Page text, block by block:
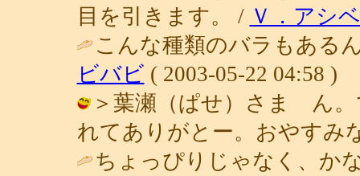
目を引きます。 / Ｖ．アシベ
こんな種類のバラもある
ビバビ ( 2003-05-22 04:58 )
＞葉瀬（ぱせ）さま ん。
れてありがとー。おやすみ
ちょっぴりじゃなく、か